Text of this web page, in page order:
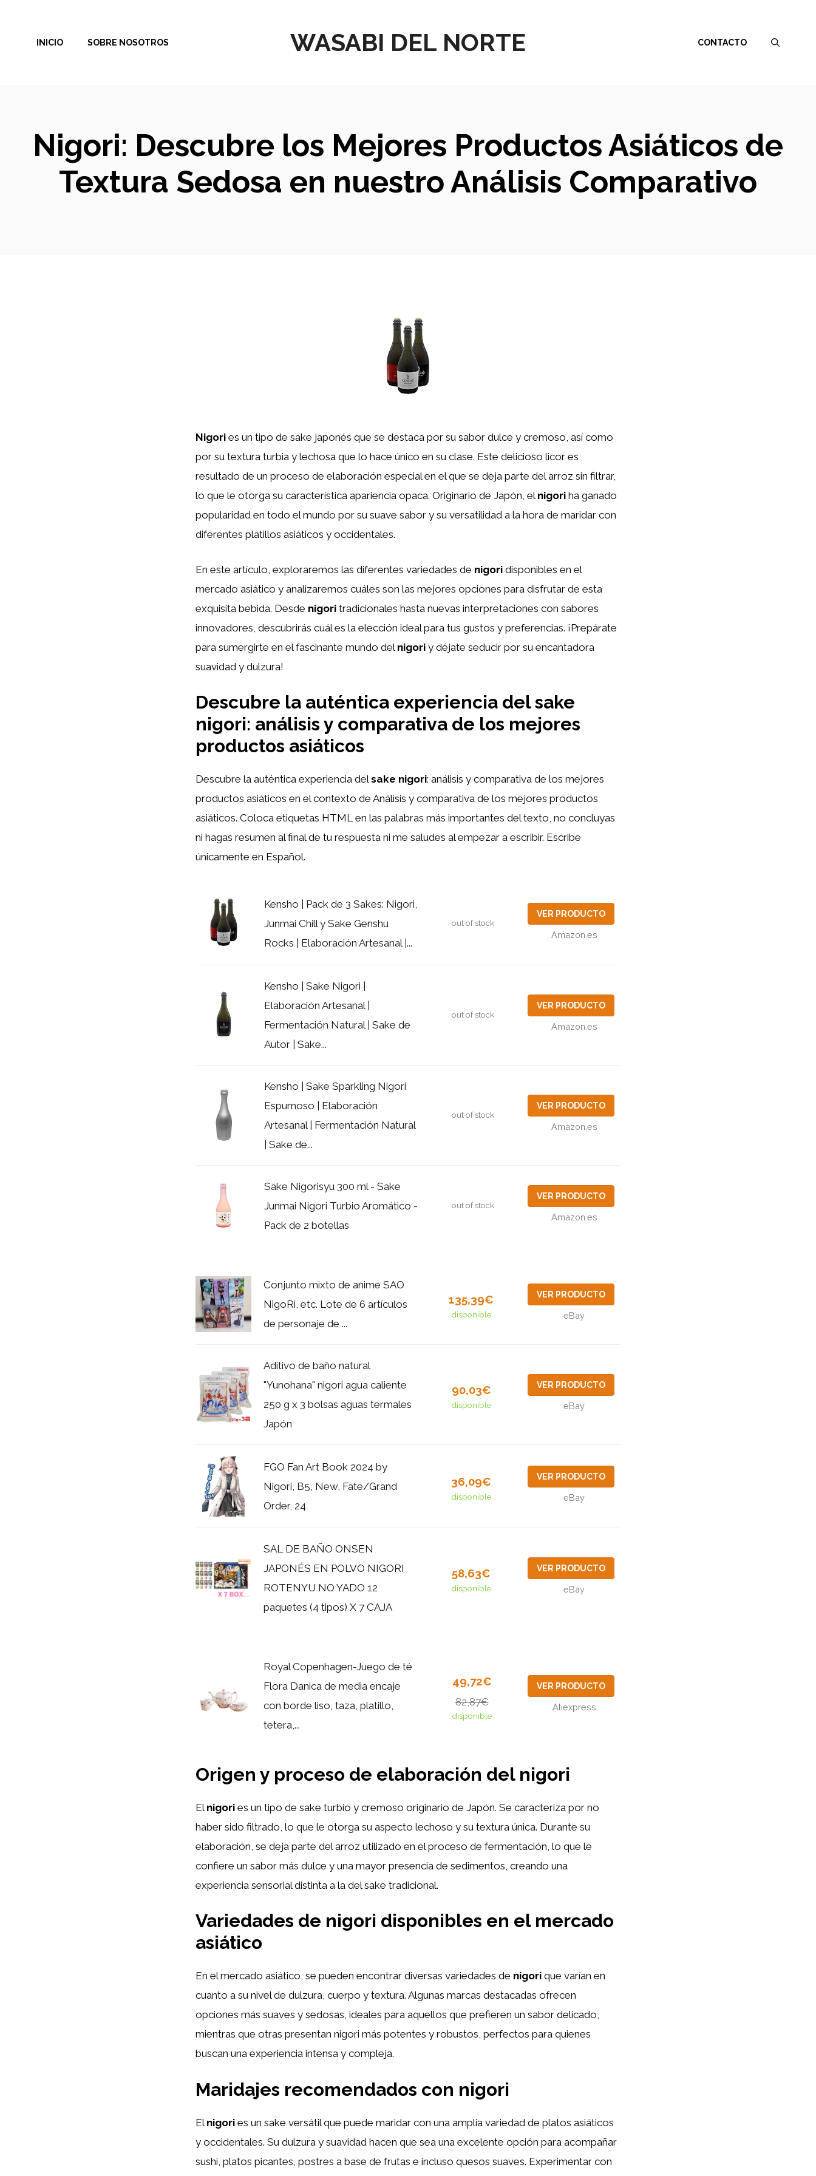
contenido
WASABI DEL NORTE
INICIO SOBRE NOSOTROS CONTACTO
Nigori: Descubre los Mejores Productos Asiáticos de
Textura Sedosa en nuestro Análisis Comparativo
Nigori es un tipo de sake japonés que se destaca por su sabor dulce y cremoso, así como
por su textura turbia y lechosa que lo hace único en su clase. Este delicioso licor es
resultado de un proceso de elaboración especial en el que se deja parte del arroz sin filtrar,
lo que le otorga su característica apariencia opaca. Originario de Japón, el nigori ha ganado
popularidad en todo el mundo por su suave sabor y su versatilidad a la hora de maridar con
diferentes platillos asiáticos y occidentales.
En este artículo, exploraremos las diferentes variedades de nigori disponibles en el
mercado asiático y analizaremos cuáles son las mejores opciones para disfrutar de esta
exquisita bebida. Desde nigori tradicionales hasta nuevas interpretaciones con sabores
innovadores, descubrirás cuál es la elección ideal para tus gustos y preferencias. ¡Prepárate
para sumergirte en el fascinante mundo del nigori y déjate seducir por su encantadora
suavidad y dulzura!
Descubre la auténtica experiencia del sake
nigori: análisis y comparativa de los mejores
productos asiáticos
Descubre la auténtica experiencia delsake nigori: análisis y comparativa de los mejores
productos asiáticos en el contexto de Análisis y comparativa de los mejores productos
asiáticos. Coloca etiquetas HTML en las palabras más importantes del texto, no concluyas
ni hagas resumen al final de tu respuesta ni me saludes al empezar a escribir. Escribe
únicamente en Español.
Kensho | Pack de 3 Sakes: Nigori,
Junmai Chill y Sake Genshu
Rocks | Elaboración Artesanal |...
out of stock
VER PRODUCTO
Amazon.es
Kensho | Sake Nigori |
Elaboración Artesanal |
Fermentación Natural | Sake de
Autor | Sake...
out of stock
VER PRODUCTO
Amazon.es
Kensho | Sake Sparkling Nigori
Espumoso | Elaboración
Artesanal | Fermentación Natural
| Sake de...
out of stock
VER PRODUCTO
Amazon.es
Sake Nigorisyu 300 ml - Sake
Junmai Nigori Turbio Aromático -
Pack de 2 botellas
out of stock
VER PRODUCTO
Amazon.es
Conjunto mixto de anime SAO
NigoRi, etc. Lote de 6 artículos
de personaje de ...
135,39€
disponible
VER PRODUCTO
eBay
Aditivo de baño natural
"Yunohana" nigori agua caliente
250 g x 3 bolsas aguas termales
Japón
90,03€
disponible
VER PRODUCTO
eBay
FGO Fan Art Book 2024 by
Nigori, B5, New, Fate/Grand
Order, 24
36,09€
disponible
VER PRODUCTO
eBay
SAL DE BAÑO ONSEN
JAPONÉS EN POLVO NIGORI
ROTENYU NO YADO 12
paquetes (4 tipos) X 7 CAJA
58,63€
disponible
VER PRODUCTO
eBay
Royal Copenhagen-Juego de té
Flora Danica de media encaje
con borde liso, taza, platillo,
tetera,...
49,72€
82,87€
disponible
VER PRODUCTO
Aliexpress
Origen y proceso de elaboración del nigori
El nigori es un tipo de sake turbio y cremoso originario de Japón. Se caracteriza por no
haber sido filtrado, lo que le otorga su aspecto lechoso y su textura única. Durante su
elaboración, se deja parte del arroz utilizado en el proceso de fermentación, lo que le
confiere un sabor más dulce y una mayor presencia de sedimentos, creando una
experiencia sensorial distinta a la del sake tradicional.
Variedades de nigori disponibles en el mercado
asiático
En el mercado asiático, se pueden encontrar diversas variedades de nigori que varían en
cuanto a su nivel de dulzura, cuerpo y textura. Algunas marcas destacadas ofrecen
opciones más suaves y sedosas, ideales para aquellos que prefieren un sabor delicado,
mientras que otras presentan nigori más potentes y robustos, perfectos para quienes
buscan una experiencia intensa y compleja.
Maridajes recomendados con nigori
El nigori es un sake versátil que puede maridar con una amplia variedad de platos asiáticos
y occidentales. Su dulzura y suavidad hacen que sea una excelente opción para acompañar
sushi, platos picantes, postres a base de frutas e incluso quesos suaves. Experimentar con